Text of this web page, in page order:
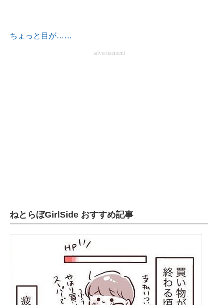
ちょっと目が……
advertisement
ねとらぼGirlSide おすすめ記事